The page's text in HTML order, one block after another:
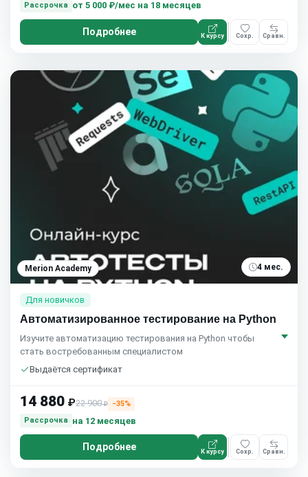
Рассрочка от 5 000 ₽/мес на 18 месяцев
Подробнее К курсу Сохр. Сравн.
Merion Academy 4 мес.
Для новичков
Автоматизированное тестирование на Python
Изучите автоматизацию тестирования на Python чтобы
стать востребованным специалистом
Выдаётся сертификат
14 880 ₽22 900₽
−35%
Рассрочка
на 12 месяцев
Подробнее К курсу Сохр. Сравн.